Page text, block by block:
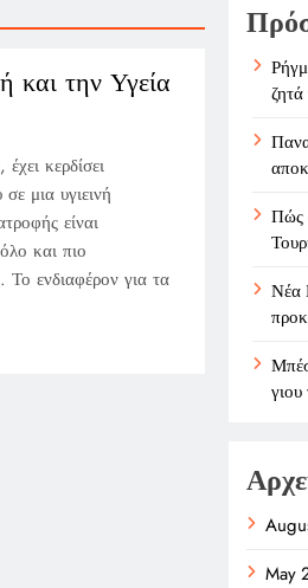
την Υγεία
κερδίσει
μια υγιεινή
είναι
και πιο
Το ενδιαφέρον για τα
Πώς
Νέα
May